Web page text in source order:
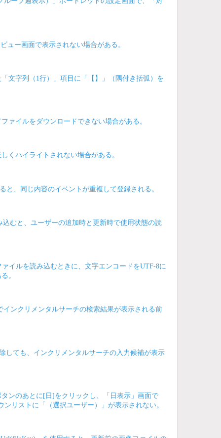
ュー画面で表示されない場合がある。
文字列（1行）」項目に「【】」（隅付き括弧）を
ァイルをダウンロードできない場合がある。
くハイライトされない場合がある。
、同じ内容のイベントが重複して登録される。
むと、ユーザーの追加時と更新時で使用状態の読
イルを読み込むときに、文字エンコードをUTF-8に
。
ンクリメンタルサーチの検索結果が表示される前
しても、インクリメンタルサーチの入力候補が表示
ンのあとに[日]をクリックし、「日表示」画面で
リストに「（選択ユーザー）」が表示されない。